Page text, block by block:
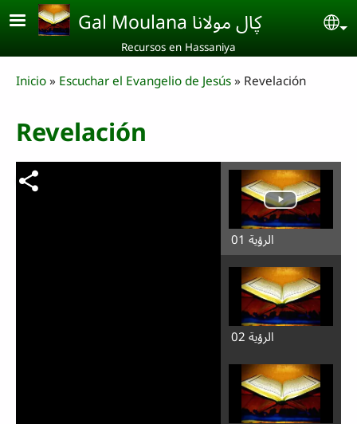
Skip to main content Gal Moulana ڮال مولانا
Recursos en Hassaniya
Breadcrumb
Inicio Escuchar el Evangelio de Jesús Revelación
Revelación
الرؤية 01
الرؤية 02